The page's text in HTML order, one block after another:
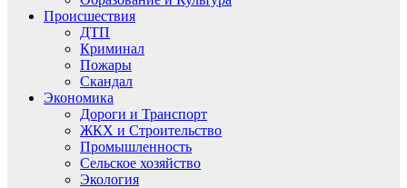
Происшествия
ДТП
Криминал
Пожары
Скандал
Экономика
Дороги и Транспорт
ЖКХ и Строительство
Промышленность
Сельское хозяйство
Экология